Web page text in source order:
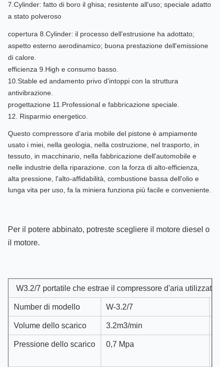
7.Cylinder: fatto di boro il ghisa; resistente all'uso; speciale adatto
a stato polveroso
copertura 8.Cylinder: il processo dell'estrusione ha adottato;
aspetto esterno aerodinamico; buona prestazione dell'emissione
di calore.
efficienza 9.High e consumo basso.
10.Stable ed andamento privo d'intoppi con la struttura
antivibrazione.
progettazione 11.Professional e fabbricazione speciale.
12. Risparmio energetico.
Questo compressore d'aria mobile del pistone è ampiamente
usato i miei, nella geologia, nella costruzione, nel trasporto, in
tessuto, in macchinario, nella fabbricazione dell'automobile e
nelle industrie della riparazione. con la forza di alto-efficienza,
alta pressione, l'alto-affidabilità, combustione bassa dell'olio e
lunga vita per uso, fa la miniera funziona più facile e conveniente.
Per il potere abbinato, potreste scegliere il motore diesel o
il motore.
W3.2/7 portatile che estrae il compressore d'aria
Number di modello W-3.2/7
Volume dello scarico 3.2m3/min
Pressione dello scarico 0,7 Mpa